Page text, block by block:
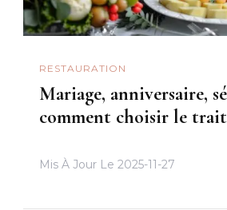
RESTAURATION
Mariage, anniversaire,
comment choisir le
Mis À Jour Le 2025-11-27